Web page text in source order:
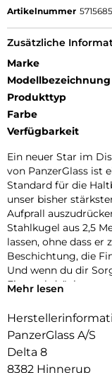
Artikelnummer
Zusätzliche
Marke
Modellbezeichnung
Produkttyp
Farbe
Verfügbarkeit
Ein neuer Star im
von PanzerGlass ist
Standard für die
unser bisher
Aufprall
Stahlkugel aus 2,5
lassen, ohne dass
Beschichtung, die
Und wenn du dir
Fingerabdrücken
dem Ultraschall-
du sicher sein
problemlos
zertifizierter
Glaskeramik ist
Mehr lesen
PanzerGlass A/S
Delta 8
8382 Hinnerup